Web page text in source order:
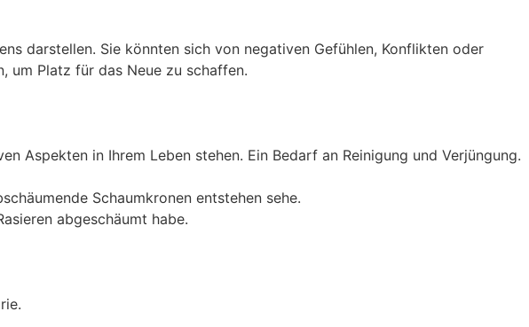
darstellen. Sie könnten sich von negativen Gefühlen, Konflikten oder
um Platz für das Neue zu schaffen.
Aspekten in Ihrem Leben stehen. Ein Bedarf an Reinigung und Verjüngung.
Schaumkronen entstehen sehe.
abgeschäumt habe.